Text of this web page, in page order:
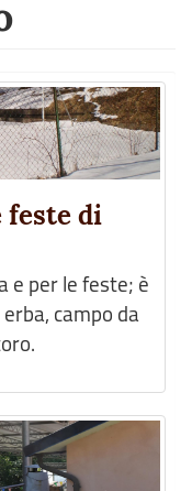
feste di
e per le feste; è
campo da